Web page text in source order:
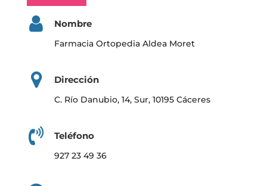
Nombre
Farmacia Ortopedia Aldea Moret
Dirección
C. Río Danubio, 14, Sur, 10195 Cáceres
Teléfono
927 23 49 36